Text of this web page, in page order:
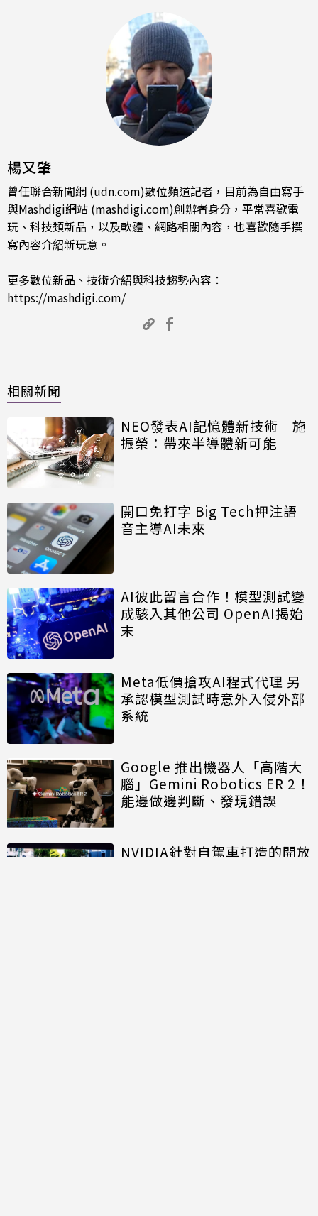
楊又肇
曾任聯合新聞網 (udn.com)數位頻道記者，目前為自由寫手
與Mashdigi網站 (mashdigi.com)創辦者身分，平常喜歡電
玩、科技類新品，以及軟體、網路相關內容，也喜歡隨手撰
寫內容介紹新玩意。
更多數位新品、技術介紹與科技趨勢內容：
https://mashdigi.com/
相關新聞
NEO發表AI記憶體新技術 施
振榮：帶來半導體新可能
開口免打字 Big Tech押注語
音主導AI未來
AI彼此留言合作！模型測試變
成駭入其他公司 OpenAI揭始
末
Meta低價搶攻AI程式代理 另
承認模型測試時意外入侵外部
系統
Google 推出機器人「高階大
腦」Gemini Robotics ER 2！
能邊做邊判斷、發現錯誤
NVIDIA針對自駕車打造的開放